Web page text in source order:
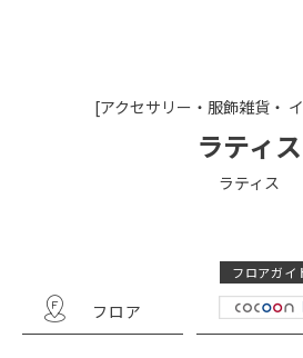
[アクセサリー・服飾雑貨・
ラティス
ラティス
フロア
フロアガイ